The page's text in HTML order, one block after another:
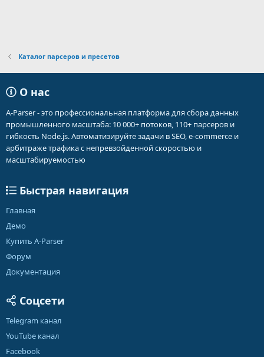
Каталог парсеров и пресетов
О нас
A-Parser - это профессиональная платформа для сбора данных
промышленного масштаба: 10 000+ потоков, 110+ парсеров и
гибкость Node.js. Автоматизируйте задачи в SEO, e-commerce и
арбитраже трафика с непревзойденной скоростью и
масштабируемостью
Быстрая навигация
Главная
Демо
Купить A-Parser
Форум
Документация
Соцсети
Telegram канал
YouTube канал
Facebook